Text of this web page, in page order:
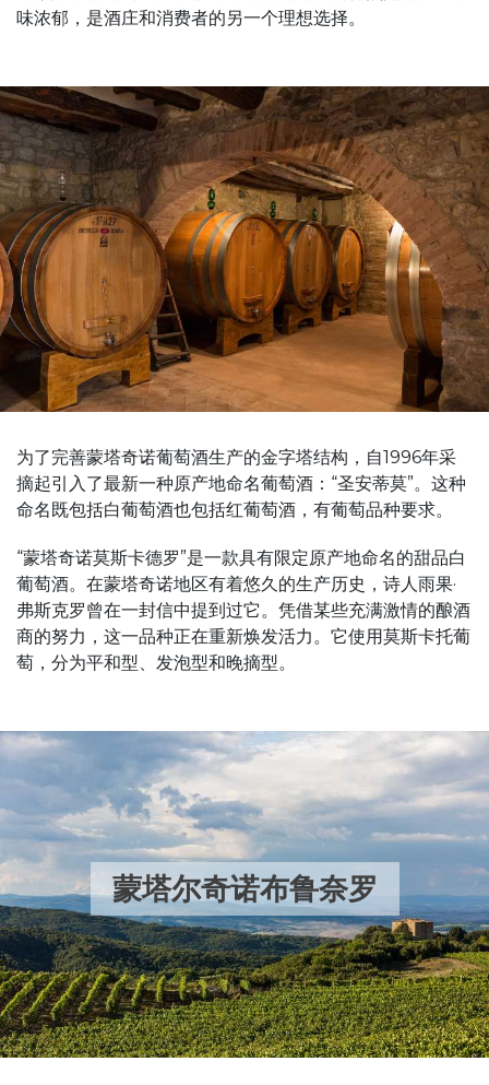
味浓郁，是酒庄和消费者的另一个理想选择。
为了完善蒙塔奇诺葡萄酒生产的金字塔结构，自1996年采
摘起引入了最新一种原产地命名葡萄酒：“圣安蒂莫”。这种
命名既包括白葡萄酒也包括红葡萄酒，有葡萄品种要求。
“蒙塔奇诺莫斯卡德罗”是一款具有限定原产地命名的甜品白
葡萄酒。在蒙塔奇诺地区有着悠久的生产历史，诗人雨果·
弗斯克罗曾在一封信中提到过它。凭借某些充满激情的酿酒
商的努力，这一品种正在重新焕发活力。它使用莫斯卡托葡
萄，分为平和型、发泡型和晚摘型。
蒙塔尔奇诺布鲁奈罗